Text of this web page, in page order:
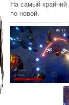
На самый крайний
по новой.